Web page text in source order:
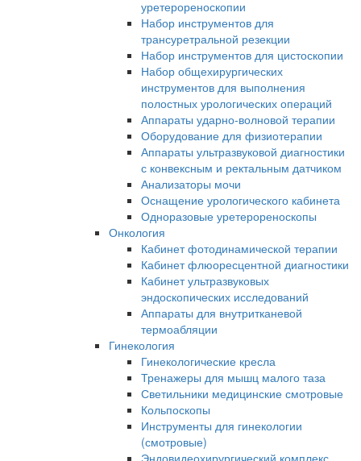
уретерореноскопии
Набор инструментов для
трансуретральной резекции
Набор инструментов для цистоскопии
Набор общехирургических
инструментов для выполнения
полостных урологических операций
Аппараты ударно-волновой терапии
Оборудование для физиотерапии
Аппараты ультразвуковой диагностики
с конвексным и ректальным датчиком
Анализаторы мочи
Оснащение урологического кабинета
Одноразовые уретерореноскопы
Онкология
Кабинет фотодинамической терапии
Кабинет флюоресцентной диагностики
Кабинет ультразвуковых
эндоскопических исследований
Аппараты для внутритканевой
термоабляции
Гинекология
Гинекологические кресла
Тренажеры для мышц малого таза
Светильники медицинские смотровые
Кольпоскопы
Инструменты для гинекологии
(смотровые)